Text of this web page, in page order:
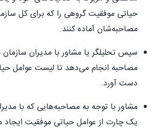
حیاتی موفقیت گروهی را که برای کل
مصاحبه‌شان آماده کنند.
سپس تحلیلگر یا مشاور با مدیران
مصاحبه انجام می‌دهد تا لیست عوامل
دست آورد.
مشاور با توجه به مصاحبه‌هایی که با
یک چارت از عوامل حیاتی موفقیت ایجاد